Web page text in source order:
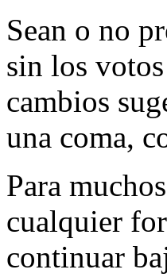
Sean o no
sin los
cambios
una coma,
Para
cualquier
continuar